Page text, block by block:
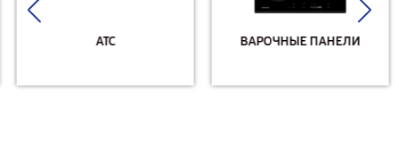
АТС ВАРОЧНЫЕ ПАНЕЛИ